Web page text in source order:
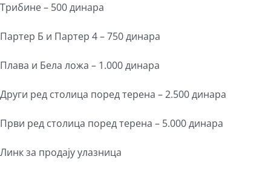
Трибине – 500 динара
Партер Б и Партер 4 – 750 динара
Плава и Бела ложа – 1.000 динара
Други ред столица поред терена – 2.500 динара
Први ред столица поред терена – 5.000 динара
Линк за продају улазница